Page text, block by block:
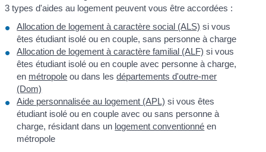
3 types d'aides au logement peuvent vous être accordées :
Allocation de logement à caractère social (ALS) si vous
êtes étudiant isolé ou en couple, sans personne à charge
Allocation de logement à caractère familial (ALF) si vous
êtes étudiant isolé ou en couple avec personne à charge,
en métropole ou dans lesdépartements d'outre-mer
(Dom)
Aide personnalisée au logement (APL) si vous êtes
étudiant isolé ou en couple avec ou sans personne à
charge, résidant dans un logement conventionné en
métropole